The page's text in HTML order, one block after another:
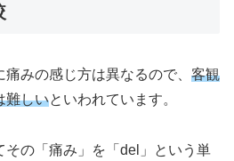
みの感じ方は異なるので、 客観
難しいといわれています。
その「痛み」を「del」という単